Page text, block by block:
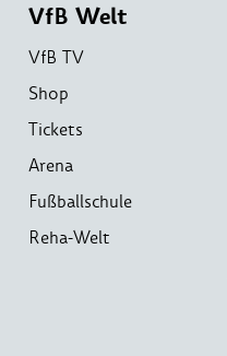
VfB Welt
VfB TV
Shop
Tickets
Arena
Fußballschule
Reha-Welt